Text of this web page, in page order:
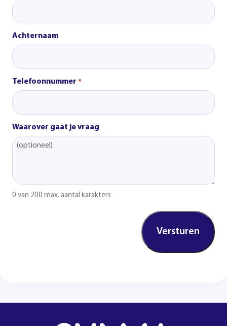
Achternaam
Telefoonnummer *
Waarover gaat je vraag
0 van 200 max. aantal karakters